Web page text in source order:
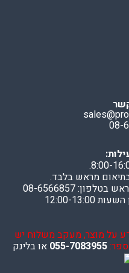
08-
מראש בלבד.
08-6566857
13:00
על מוצר, מעקב משלוח יש
055-7083955 או בלינק